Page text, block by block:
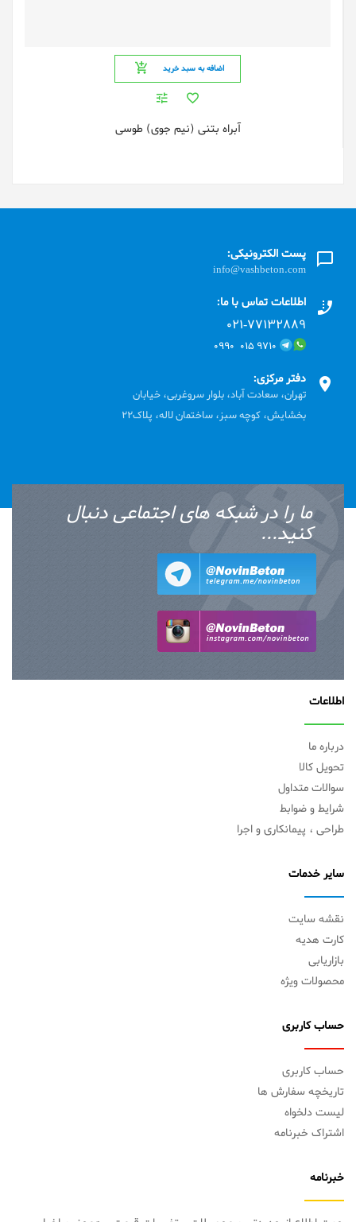
اضافه به سبد خرید
آبراه بتنی (نیم جوی) طوسی
پست الکترونیکی:
info@vashbeton.com
اطلاعات تماس با ما:
۰۲۱-۷۷۱٣۲۸۸۹
۹۷۱۰ ۰۱۵ ۰۹۹۰
دفتر مرکزی:
تهران، سعادت آباد، بلوار سروغربی، خیابان
بخشایش، کوچه سبز، ساختمان لاله، پلاک22
ما را در شبکه های اجتماعی دنبال
کنید...
اطلاعات
درباره ما
تحویل کالا
سوالات متداول
شرایط و ضوابط
طراحی ، پیمانکاری و اجرا
سایر خدمات
نقشه سایت
کارت هدیه
بازاریابی
محصولات ویژه
حساب کاربری
حساب کاربری
تاریخچه سفارش ها
لیست دلخواه
اشتراک خبرنامه
خبرنامه